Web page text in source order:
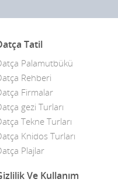
Tatil
Palamutbükü
Rehberi
Firmalar
gezi Turları
Tekne Turları
Knidos Turları
Plajlar
Ve Kullanım